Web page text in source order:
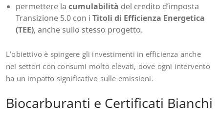
permettere la cumulabilità del credito d’imposta
Transizione 5.0 con i Titoli di Efficienza Energetica
(TEE), anche sullo stesso progetto.
L’obiettivo è spingere gli investimenti in efficienza anche
nei settori con consumi molto elevati, dove ogni intervento
ha un impatto significativo sulle emissioni.
Biocarburanti e Certificati Bianchi